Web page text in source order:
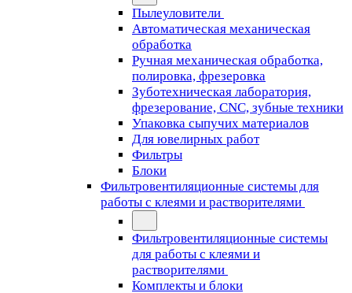
Пылеуловители
Автоматическая механическая
обработка
Ручная механическая обработка,
полировка, фрезеровка
Зуботехническая лаборатория,
фрезерование, CNC, зубные техники
Упаковка сыпучих материалов
Для ювелирных работ
Фильтры
Блоки
Фильтровентиляционные системы для
работы с клеями и растворителями
Фильтровентиляционные системы
для работы с клеями и
растворителями
Комплекты и блоки